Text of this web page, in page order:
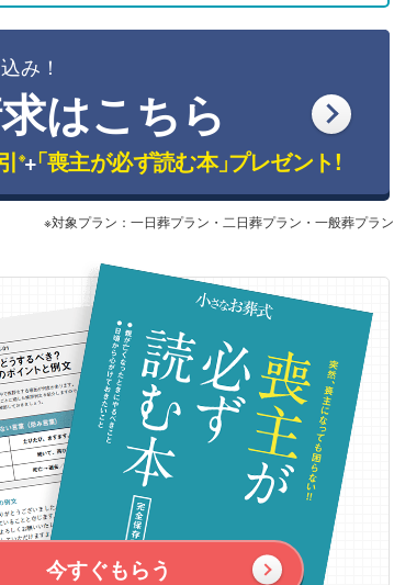
み！
はこちら
※+
「喪主が必ず読む本」プレゼント!
※対象プラン：一日葬プラン・二日葬プラン・一般葬プラン
今すぐもらう